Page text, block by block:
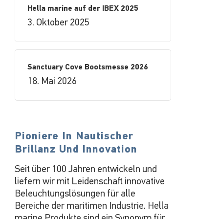
Hella marine auf der IBEX 2025
3. Oktober 2025
Sanctuary Cove Bootsmesse 2026
18. Mai 2026
Pioniere In Nautischer
Brillanz Und Innovation
Seit über 100 Jahren entwickeln und
liefern wir mit Leidenschaft innovative
Beleuchtungslösungen für alle
Bereiche der maritimen Industrie. Hella